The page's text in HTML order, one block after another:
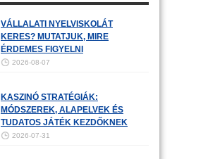
VÁLLALATI NYELVISKOLÁT
KERES? MUTATJUK, MIRE
ÉRDEMES FIGYELNI
2026-08-07
KASZINÓ STRATÉGIÁK:
MÓDSZEREK, ALAPELVEK ÉS
TUDATOS JÁTÉK KEZDŐKNEK
2026-07-31